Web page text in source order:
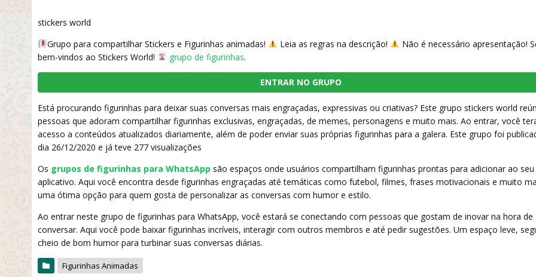
stickers world
Grupo para compartilhar Stickers e Figurinhas animadas!
Leia as regras na descrição!
Não é necessário apresentação!
bem-vindos ao Stickers World!
grupo de figurinhas.
ENTRAR NO GRUPO
Está procurando figurinhas para deixar suas conversas mais engraçadas, expressivas ou criativas? Este grupo stickers world
pessoas que adoram compartilhar figurinhas exclusivas, engraçadas, de memes, personagens e muito mais. Ao entrar, você
acesso a conteúdos atualizados diariamente, além de poder enviar suas próprias figurinhas para a galera. Este grupo foi
dia 26/12/2020 e já teve 277 visualizações
Os grupos de figurinhas para WhatsApp são espaços onde usuários compartilham figurinhas prontas para adicionar ao seu
aplicativo. Aqui você encontra desde figurinhas engraçadas até temáticas como futebol, filmes, frases motivacionais e muito
uma ótima opção para quem gosta de personalizar as conversas com humor e estilo.
Ao entrar neste grupo de figurinhas para WhatsApp, você estará se conectando com pessoas que gostam de inovar na hora de
conversar. Aqui você pode baixar figurinhas incríveis, interagir com outros membros e até pedir sugestões. Um espaço leve,
cheio de bom humor para turbinar suas conversas diárias.
Figurinhas Animadas